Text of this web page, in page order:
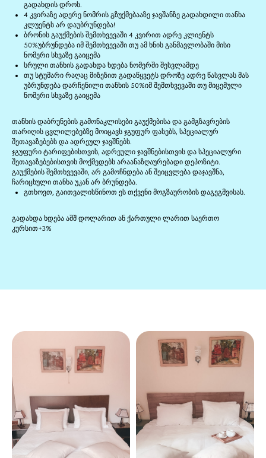
გადახდის დროს.
4 კვირაზე ადერე ნომრის გზუქმებააზე ჯავშანზე გადახდილი თანხა
კლუენტს არ დაუბრუნდება!
ბრონის გაუქმების შემთხვევაში 4 კვირით ადრე კლიენტს
50%უბრუნდება იმ შემთხვევაში თუ ამ ხნის განმავლობაში მისი
ნომერი სხვაზე გაიცემა
სრული თანხის გადახდა ხდება ნომერში შესვლამდე
თუ სტუმარი რაღაც მიზეზით გადაწყვეტს დროზე ადრე წასვლას მას
უბრუნდება დარჩენილი თანხის 50%იმ შემთხვევაში თუ მიცემული
ნომერი სხვაზე გაიცემა
თანხის დაბრუნების გამონაკლისები გაუქმებისა და გამგზავრების
თარიღის ცვლილებებზე მოიცავს ჯგუფურ ფასებს, სპეციალურ
შეთავაზებებს და ადრეულ ჯავშნებს.
ჯგუფური ტარიფებისთვის, ადრეული ჯავშნებისთვის და სპეციალური
შეთავაზებებისთვის მოქმედებს არაანაზღაურებადი დეპოზიტი.
გაუქმების შემთხვევაში, არ გამოჩნდება ან შეიცვლება დაჯავშნა,
ჩარიცხული თანხა უკან არ ბრუნდება.
გთხოვთ, გაითვალისწინოთ ეს თქვენი მოგზაურობის დაგეგმვისას.
გადახდა ხდება აშშ დოლარით ან ქართული ლარით საერთო
კურსით+3%